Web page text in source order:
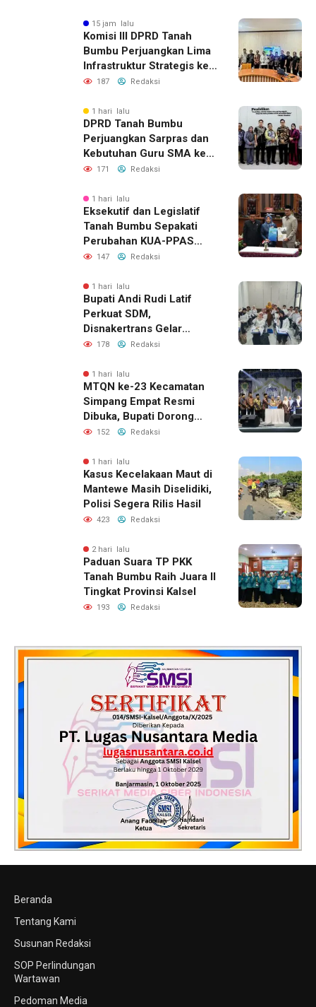
15 jam lalu
Komisi III DPRD Tanah
Bumbu Perjuangkan Lima
Infrastruktur Strategis ke
BPJN XI Banjarmasin
187 Redaksi
1 hari lalu
DPRD Tanah Bumbu
Perjuangkan Sarpras dan
Kebutuhan Guru SMA ke
Pemprov Kalsel
171 Redaksi
1 hari lalu
Eksekutif dan Legislatif
Tanah Bumbu Sepakati
Perubahan KUA-PPAS
2026, Perkuat Sinergi
147 Redaksi
1 hari lalu
Bupati Andi Rudi Latif
Perkuat SDM,
Disnakertrans Gelar
Pelatihan Desain Grafis
178 Redaksi
1 hari lalu
MTQN ke-23 Kecamatan
Simpang Empat Resmi
Dibuka, Bupati Dorong
Lahirnya Generasi Qur’ani
152 Redaksi
1 hari lalu
Kasus Kecelakaan Maut di
Mantewe Masih Diselidiki,
Polisi Segera Rilis Hasil
423 Redaksi
2 hari lalu
Paduan Suara TP PKK
Tanah Bumbu Raih Juara II
Tingkat Provinsi Kalsel
193 Redaksi
Beranda
Tentang Kami
Susunan Redaksi
SOP Perlindungan
Wartawan
Pedoman Media